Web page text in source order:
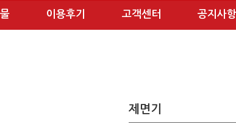
이용후기 고객센터 공지사항
제면기